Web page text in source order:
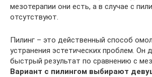
мезотерапии они есть, а в случае с
отсутствуют.
Пилинг – это действенный способ
устранения эстетических проблем. Он
быстрый результат по сравнению с
Вариант с пилингом выбирают